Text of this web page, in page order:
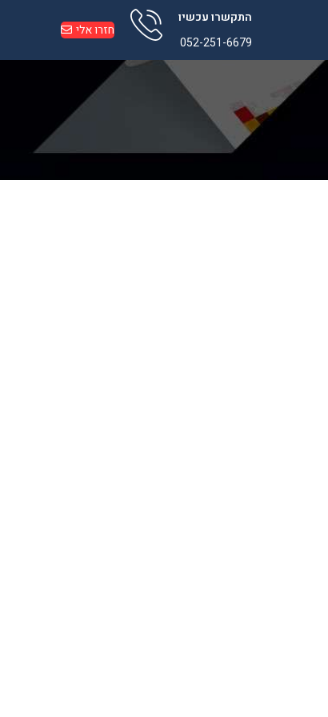
התקשרו עכשיו
052-251-6679
חזרו אלי